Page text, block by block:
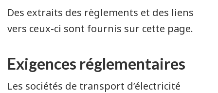
Des extraits des règlements et des liens
vers ceux-ci sont fournis sur cette page.
Exigences réglementaires
Les sociétés de transport d’électricité